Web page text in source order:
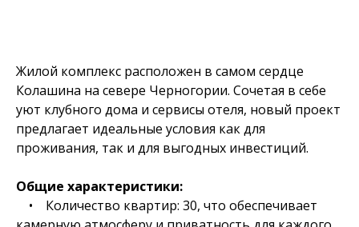
Жилой комплекс расположен в самом сердце
Колашина на севере Черногории. Сочетая в себе
уют клубного дома и сервисы отеля, новый проект
предлагает идеальные условия как для
проживания, так и для выгодных инвестиций.
Общие характеристики:
• Количество квартир: 30, что обеспечивает